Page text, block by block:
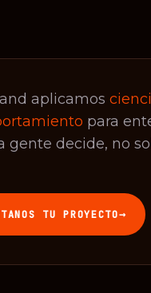
aplicamos
para
gente decide, no
TU PROYECTO→